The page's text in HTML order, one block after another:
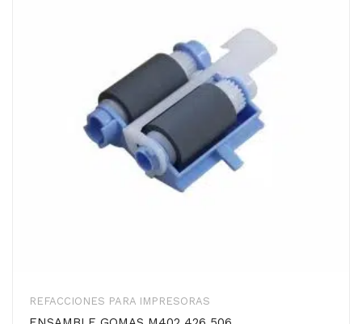
REFACCIONES PARA IMPRESORAS